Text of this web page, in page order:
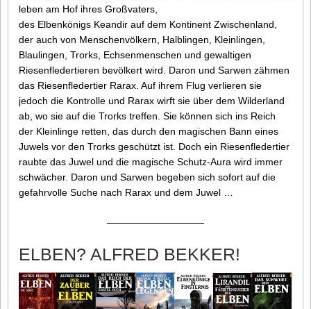
leben am Hof ihres Großvaters,
des Elbenkönigs Keandir auf dem Kontinent Zwischenland,
der auch von Menschenvölkern, Halblingen, Kleinlingen,
Blaulingen, Trorks, Echsenmenschen und gewaltigen
Riesenfledertieren bevölkert wird. Daron und Sarwen zähmen
das Riesenfledertier Rarax. Auf ihrem Flug verlieren sie
jedoch die Kontrolle und Rarax wirft sie über dem Wilderland
ab, wo sie auf die Trorks treffen. Sie können sich ins Reich
der Kleinlinge retten, das durch den magischen Bann eines
Juwels vor den Trorks geschützt ist. Doch ein Riesenfledertier
raubte das Juwel und die magische Schutz-Aura wird immer
schwächer. Daron und Sarwen begeben sich sofort auf die
gefahrvolle Suche nach Rarax und dem Juwel …
——————————
ELBEN? ALFRED BEKKER!